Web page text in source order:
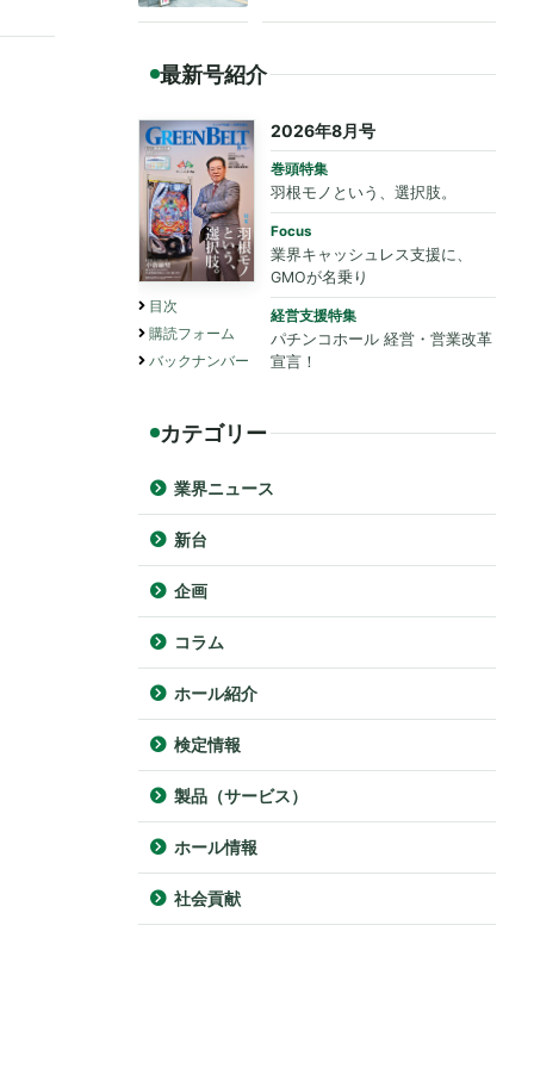
最新号紹介
目次
購読フォーム
バックナンバー
2026年8月号
巻頭特集
羽根モノという、選択肢。
Focus
業界キャッシュレス支援に、
GMOが名乗り
経営支援特集
パチンコホール 経営・営業改革
宣言！
カテゴリー
業界ニュース
新台
企画
コラム
ホール紹介
検定情報
製品（サービス）
ホール情報
社会貢献